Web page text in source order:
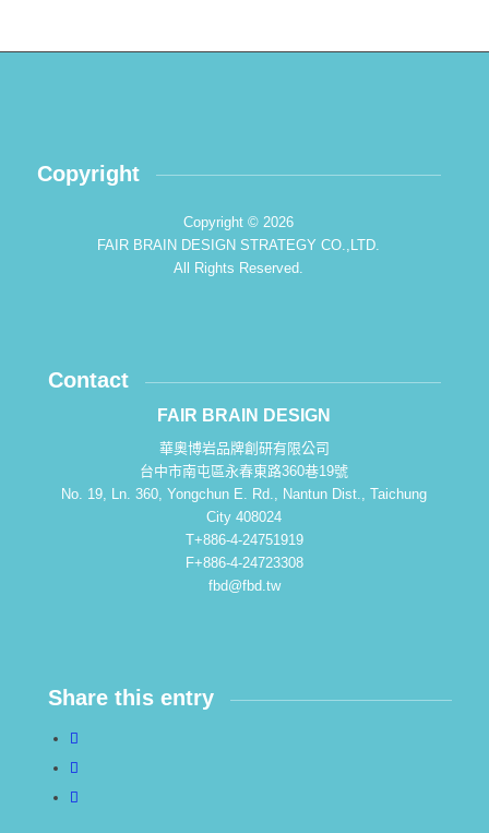
Copyright
Copyright © 2026
FAIR BRAIN DESIGN STRATEGY CO.,LTD.
All Rights Reserved.
Contact
FAIR BRAIN DESIGN
華奧博岩品牌創研有限公司
台中市南屯區永春東路360巷19號
No. 19, Ln. 360, Yongchun E. Rd., Nantun Dist., Taichung
City 408024
T+886-4-24751919
F+886-4-24723308
fbd@fbd.tw
Share this entry